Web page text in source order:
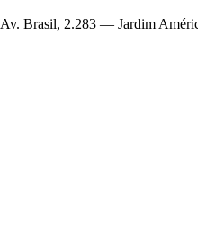
Av. Brasil, 2.283 — Jardim